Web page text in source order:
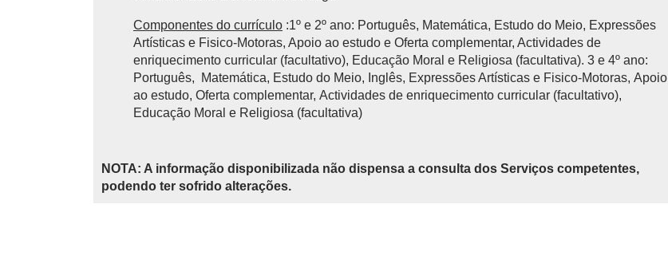
Componentes do currículo :1º e 2º ano: Português, Matemática, Estudo do Meio, Expressões
Artísticas e Fisico-Motoras, Apoio ao estudo e Oferta complementar, Actividades de
enriquecimento curricular (facultativo), Educação Moral e Religiosa (facultativa). 3 e 4º ano:
Português, Matemática, Estudo do Meio, Inglês, Expressões Artísticas e Fisico-Motoras, Apoio
ao estudo, Oferta complementar, Actividades de enriquecimento curricular (facultativo),
Educação Moral e Religiosa (facultativa)
NOTA: A informação disponibilizada não dispensa a consulta dos Serviços competentes,
podendo ter sofrido alterações.